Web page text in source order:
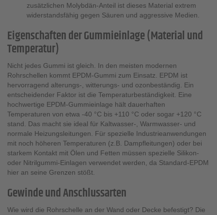
zusätzlichen Molybdän-Anteil ist dieses Material extrem
widerstandsfähig gegen Säuren und aggressive Medien.
Eigenschaften der Gummieinlage (Material und
Temperatur)
Nicht jedes Gummi ist gleich. In den meisten modernen
Rohrschellen kommt EPDM-Gummi zum Einsatz. EPDM ist
hervorragend alterungs-, witterungs- und ozonbeständig. Ein
entscheidender Faktor ist die Temperaturbeständigkeit. Eine
hochwertige EPDM-Gummieinlage hält dauerhaften
Temperaturen von etwa -40 °C bis +110 °C oder sogar +120 °C
stand. Das macht sie ideal für Kaltwasser-, Warmwasser- und
normale Heizungsleitungen. Für spezielle Industrieanwendungen
mit noch höheren Temperaturen (z.B. Dampfleitungen) oder bei
starkem Kontakt mit Ölen und Fetten müssen spezielle Silikon-
oder Nitrilgummi-Einlagen verwendet werden, da Standard-EPDM
hier an seine Grenzen stößt.
Gewinde und Anschlussarten
Wie wird die Rohrschelle an der Wand oder Decke befestigt? Die